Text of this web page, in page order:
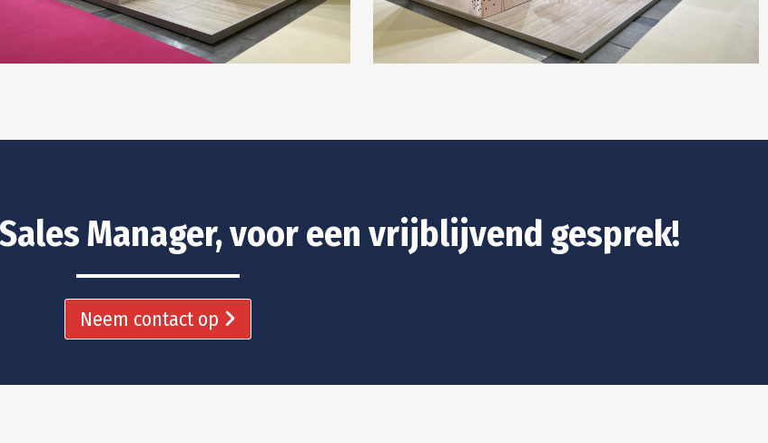
Manager, voor een vrijblijvend gesprek!
Neem contact op